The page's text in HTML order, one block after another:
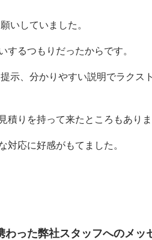
いしていました。
するつもりだったからです。
示、分かりやすい説明でラクス
積りを持って来たところもありま
対応に好感がもてました。
わった弊社スタッフへのメッ